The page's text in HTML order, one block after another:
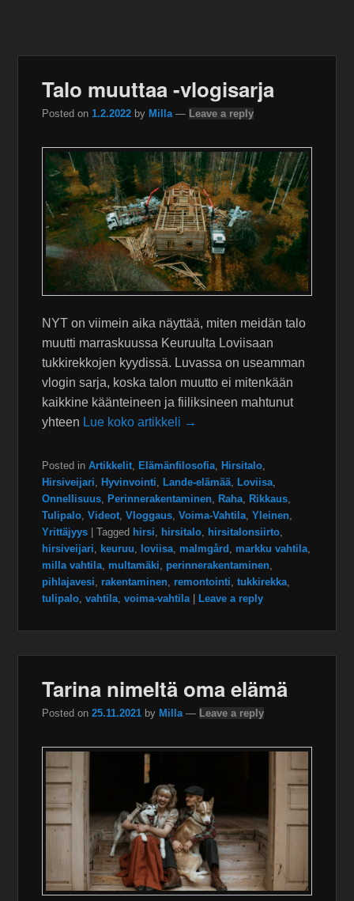
Talo muuttaa -vlogisarja
Posted on 1.2.2022 by Milla — Leave a reply
NYT on viimein aika näyttää, miten meidän talo
muutti marraskuussa Keuruulta Loviisaan
tukkirekkojen kyydissä. Luvassa on useamman
vlogin sarja, koska talon muutto ei mitenkään
kaikkine käänteineen ja fiiliksineen mahtunut
yhteen Lue koko artikkeli →
Posted in Artikkelit, Elämänfilosofia, Hirsitalo,
Hirsiveijari, Hyvinvointi, Lande-elämää, Loviisa,
Onnellisuus, Perinnerakentaminen, Raha, Rikkaus,
Tulipalo,Videot,Vloggaus,Voima-Vahtila,Yleinen,
Yrittäjyys
|Tagged hirsi, hirsitalo, hirsitalonsiirto,
hirsiveijari, keuruu, loviisa, malmgård , markku vahtila,
milla vahtila, multamäki, perinnerakentaminen,
pihlajavesi, rakentaminen, remontointi,tukkirekka,
tulipalo,vahtila,voima-vahtila Leave a reply
Tarina nimeltä oma elämä
Posted on25.11.2021 by Milla — Leave a reply